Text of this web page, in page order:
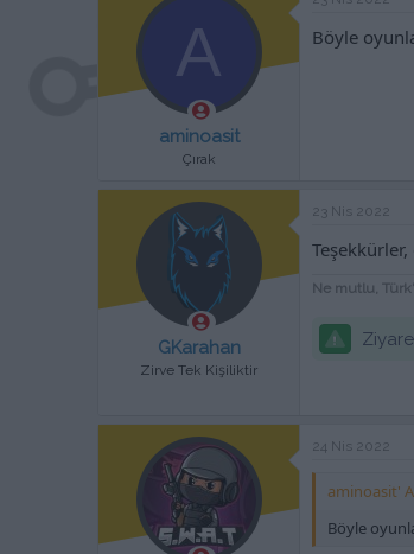
A
aminoasit
Çırak
Böyle
GKarahan
Zirve Tek Kişiliktir
23 Nis 2022
Teşekkürler,
Ne mutlu,
24 Nis 2022
aminoasit'
Böyle